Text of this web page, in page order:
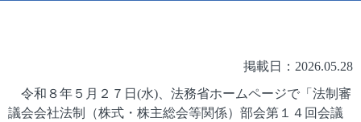
掲載日：2026.05.28
令和８年５月２７日(水)、法務省ホームページで「法制審
議会会社法制（株式・株主総会等関係）部会第１４回会議